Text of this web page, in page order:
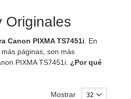
Originales
Canon PIXMA TS7451i . En
páginas, son más
PIXMA TS7451i. ¿Por qué
Mostrar